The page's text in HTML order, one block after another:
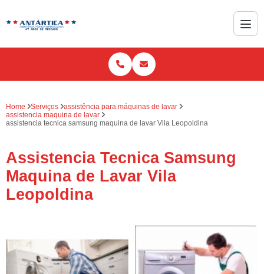
Home Serviços
assistência para máquinas de lavar
assistencia maquina de lavar
assistencia tecnica samsung maquina de lavar Vila Leopoldina
Assistencia Tecnica Samsung
Maquina de Lavar Vila
Leopoldina